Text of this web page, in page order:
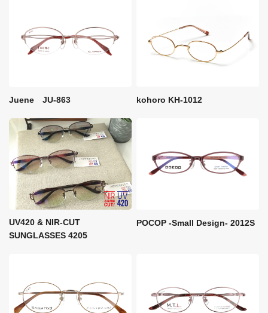
Juene JU-863 kohoro KH-1012
UV420 & NIR-CUT
SUNGLASSES 4205
POCOP -Small Design- 2012S